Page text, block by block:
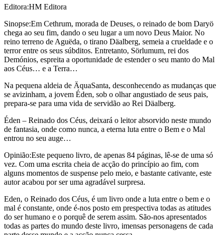
Editora:HM Editora
Sinopse:Em Cethrum, morada de Deuses, o reinado de bom Daryö
chega ao seu fim, dando o seu lugar a um novo Deus Maior. No
reino terreno de Aguëda, o tirano Däalberg, semeia a crueldade e o
terror entre os seus súbditos. Entretanto, Sörlumum, rei dos
Demónios, espreita a oportunidade de estender o seu manto do Mal
aos Céus… e a Terra…
Na pequena aldeia de ÄquaSanta, desconhecendo as mudanças que
se avizinham, a jovem Éden, sob o olhar angustiado de seus pais,
prepara-se para uma vida de servidão ao Rei Däalberg.
Éden – Reinado dos Céus, deixará o leitor absorvido neste mundo
de fantasia, onde como nunca, a eterna luta entre o Bem e o Mal
entrou no seu auge…
Opinião:Este pequeno livro, de apenas 84 páginas, lê-se de uma só
vez. Com uma escrita cheia de acção do princípio ao fim, com
alguns momentos de suspense pelo meio, e bastante cativante, este
autor acabou por ser uma agradável surpresa.
Eden, o Reinado dos Céus, é um livro onde a luta entre o bem e o
mal é constante, onde é-nos posto em prespectiva todas as atitudes
do ser humano e o porquê de serem assim. São-nos apresentados
todas as partes do mundo deste livro, imensas personagens de cada